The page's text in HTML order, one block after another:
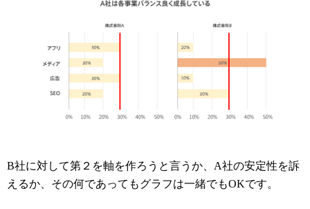
B社に対して第２を軸を作ろうと言うか、A社の安定性を訴
えるか、その何であってもグラフは一緒でもOKです。